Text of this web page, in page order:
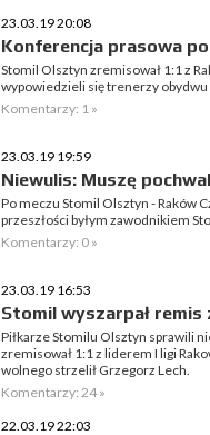
23.03.19 20:08
Konferencja prasowa
Stomil Olsztyn zremisował 1:1 z
wypowiedzieli się trenerzy obydwu
Komentarzy: 1 »
23.03.19 19:59
Niewulis: Muszę
Po meczu Stomil Olsztyn - Raków
przeszłości byłym zawodnikiem
Komentarzy: 0 »
23.03.19 16:53
Stomil wyszarpał remis
Piłkarze Stomilu Olsztyn sprawili
zremisował 1:1 z liderem I ligi
wolnego strzelił Grzegorz Lech.
Komentarzy: 24 »
22.03.19 22:03